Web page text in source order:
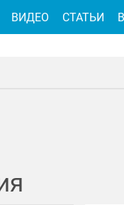
ВИДЕО СТАТЬИ